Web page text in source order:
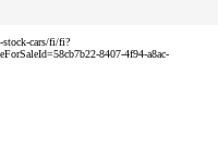
stock-cars/fi/fi?
8407-4f94-a8ac-